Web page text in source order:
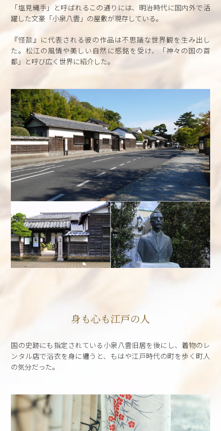
「塩見縄手」と呼ばれるこの通りには、明治時代に国内外で活
躍した文豪「小泉八雲」の屋敷が現存している。
『怪談』に代表される彼の作品は不思議な世界観を生み出し
た。松江の風情や美しい自然に感銘を受け、「神々の国の首
都」と呼び広く世界に紹介した。
身も心も江戸の人
国の史跡にも指定されている小泉八雲旧居を後にし、着物のレ
ンタル店で浴衣を身に纏うと、もはや江戸時代の町を歩く町人
の気分だった。